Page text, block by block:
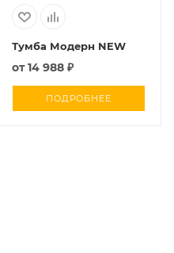
Тумба Модерн NEW
от14 988 ₽
ПОДРОБНЕЕ